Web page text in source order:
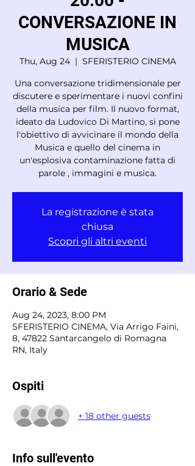
CONVERSAZIONE IN
MUSICA
Thu, Aug 24
  |
SFERISTERIO CINEMA
Una conversazione tridimensionale per
discutere e sperimentare i nuovi confini
della musica per film. Il nuovo format,
ideato da Ludovico Di Martino, si pone
l'obiettivo di avvicinare il mondo della
Musica e quello del cinema in
un'esplosiva contaminazione fatta di
parole , immagini e musica.
La registrazione è stata
chiusa
Scopri gli altri eventi
Orario & Sede
Aug 24, 2023, 8:00 PM
SFERISTERIO CINEMA, Via Arrigo Faini,
8, 47822 Santarcangelo di Romagna
RN, Italy
Ospiti
+ 18 other guests
Info sull'evento